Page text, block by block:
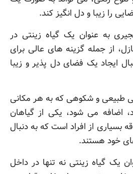
را زیبا و دل انگیز کند.
به عنوان یک گیاه زینتی در
از جمله گزینه های عالی برای
ایجاد یک فضای دل پذیر و زیبا
طبیعی و شکوهی که به هر مکانی
اضافه می شود، یکی از گیاهان
بسیاری از افراد است که به دنبال
خود هستند.
یک گیاه زینتی نه تنها در داخل